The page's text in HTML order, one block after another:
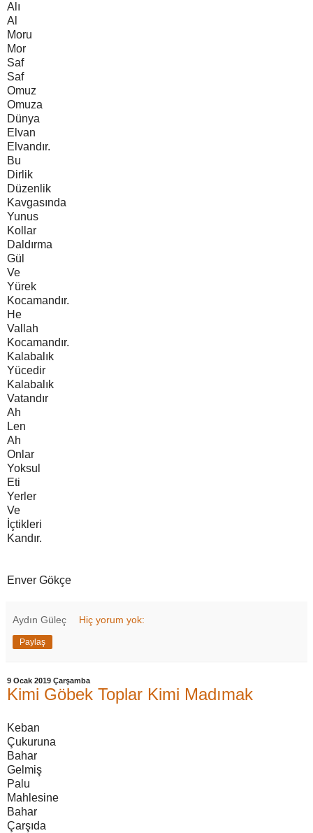
Alı
Al
Moru
Mor
Saf
Saf
Omuz
Omuza
Dünya
Elvan
Elvandır.
Bu
Dirlik
Düzenlik
Kavgasında
Yunus
Kollar
Daldırma
Gül
Ve
Yürek
Kocamandır.
He
Vallah
Kocamandır.
Kalabalık
Yücedir
Kalabalık
Vatandır
Ah
Len
Ah
Onlar
Yoksul
Eti
Yerler
Ve
İçtikleri
Kandır.
Enver Gökçe
Aydın Güleç Hiç yorum yok:
Paylaş
9 Ocak 2019 Çarşamba
Kimi Göbek Toplar Kimi Madımak
Keban
Çukuruna
Bahar
Gelmiş
Palu
Mahlesine
Bahar
Çarşıda